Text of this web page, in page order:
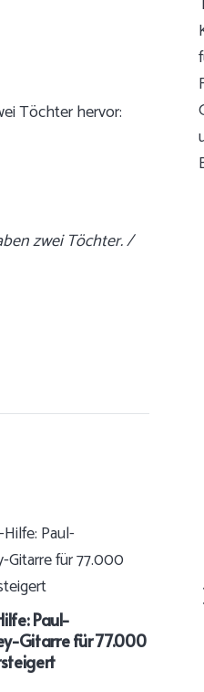
Töchter hervor:
zwei Töchter. /
Paul-
Gitarre für 77.000